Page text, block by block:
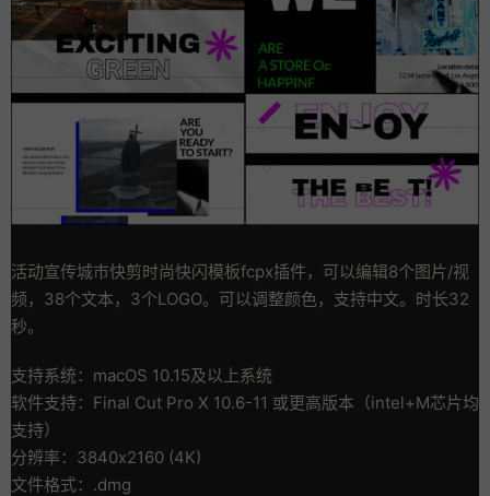
活动宣传城市快剪时尚快闪模板fcpx插件，可以编辑8个图片/视
频，38个文本，3个LOGO。可以调整颜色，支持中文。时长32
秒。
支持系统：macOS 10.15及以上系统
软件支持：Final Cut Pro X 10.6-11 或更高版本（intel+M芯片均
支持）
分辨率：3840x2160 (4K)
文件格式：.dmg